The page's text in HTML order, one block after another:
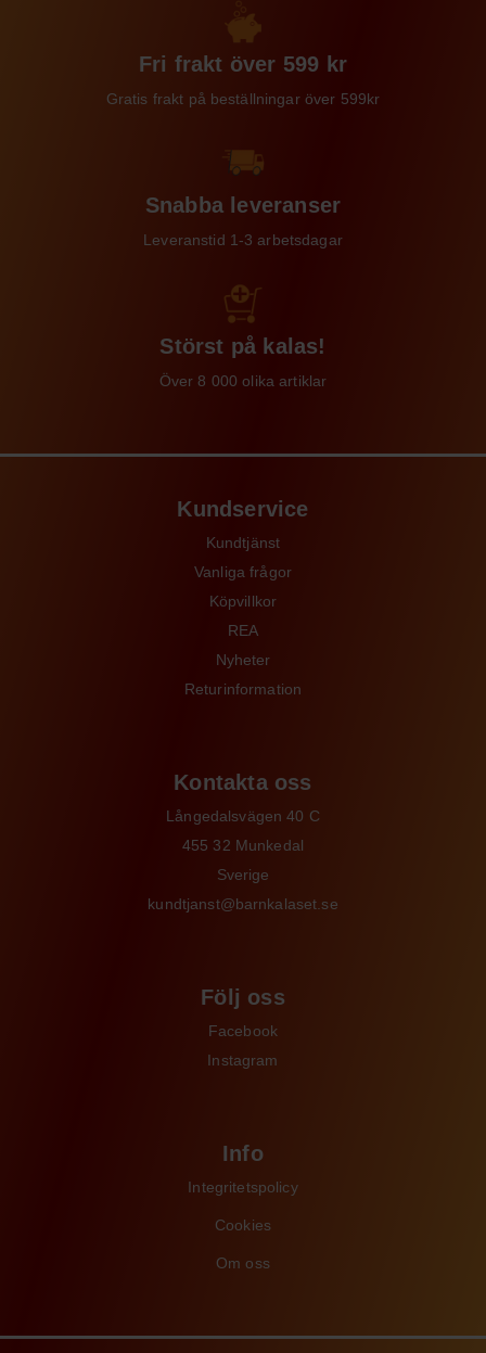
Fri frakt över 599 kr
Gratis frakt på beställningar över 599kr
Snabba leveranser
Leveranstid 1-3 arbetsdagar
Störst på kalas!
Över 8 000 olika artiklar
Kundservice
Kundtjänst
Vanliga frågor
Köpvillkor
REA
Nyheter
Returinformation
Kontakta oss
Långedalsvägen 40 C
455 32 Munkedal
Sverige
kundtjanst@barnkalaset.se
Följ oss
Facebook
Instagram
Info
Integritetspolicy
Cookies
Om oss